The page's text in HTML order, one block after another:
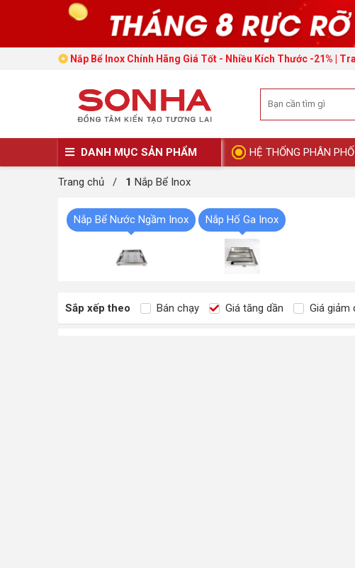
Nắp Bể Inox Chính Hãng Giá Tốt - Nhiều Kích Thước -21% |
DANH MỤC SẢN PHẨM HỆ THỐNG PHÂN
Trang chủ / 1 Nắp Bể Inox
Nắp Bể Nước Ngầm Inox Nắp Hố Ga Inox
Sắp xếp theo Bán chạy Giá tăng dần Giá giảm